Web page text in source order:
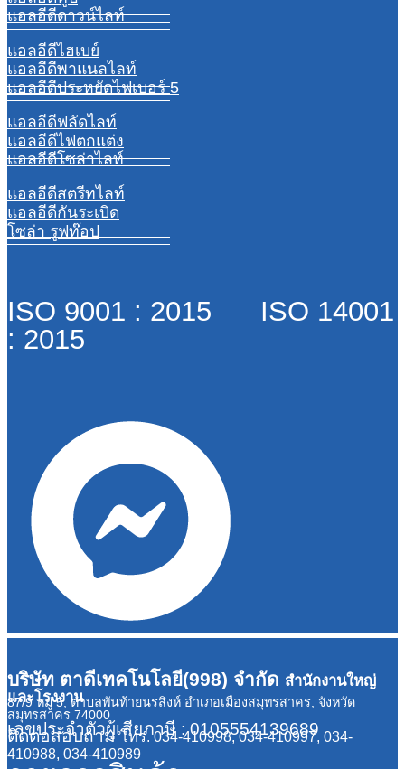
แอลอีดีดาวน์ไลท์
แอลอีดีไฮเบย์
แอลอีดีพาแนลไลท์
แอลอีดีประหยัดไฟเบอร์ 5
แอลอีดีฟลัดไลท์
แอลอีดีไฟตกแต่ง
แอลอีดีโซล่าไลท์
แอลอีดีสตรีทไลท์
แอลอีดีกันระเบิด
โซล่า รูฟท๊อป
ISO 9001 : 2015 ISO 14001
: 2015
บริษัท ตาดีเทคโนโลยี(998) จำกัด สำนักงานใหญ่
และโรงงาน
87/9 หมู่ 5, ตำบลพันท้ายนรสิงห์ อำเภอเมืองสมุทรสาคร, จังหวัด
สมุทรสาคร 74000
เลขประจำตัวผู้เสียภาษี : 0105554139689
ติดต่อสอบถามโทร. 034-410998, 034-410997, 034-
410988, 034-410989